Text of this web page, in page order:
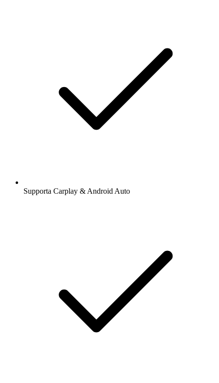
Supporta Carplay & Android Auto